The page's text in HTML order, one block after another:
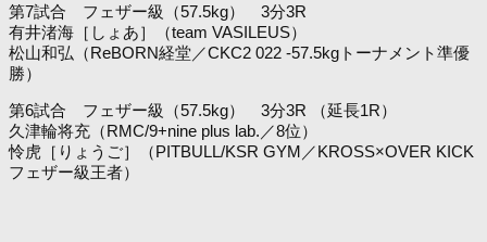
第7試合 フェザー級（57.5kg） 3分3R
有井渚海［しょあ］（team VASILEUS）
松山和弘（ReBORN経堂／CKC2 022 -57.5kgトーナメント準優
勝）
第6試合 フェザー級（57.5kg） 3分3R （延長1R）
久津輪将充（RMC/9+nine plus lab.／8位）
怜虎［りょうご］（PITBULL/KSR GYM／KROSS×OVER KICK
フェザー級王者）